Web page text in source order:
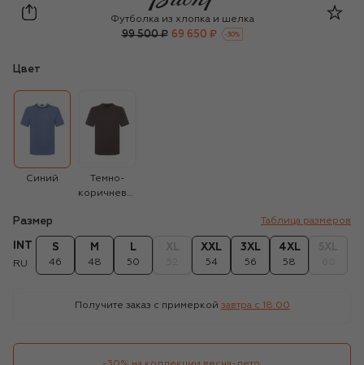
Brioni
Футболка из хлопка и шелка
99 500 ₽ 69 650 ₽ -30%
Цвет
Синий
Темно-
коричневый
Размер Таблица размеров
INT
RU
S
46
M
48
L
50
XXL
54
3XL
56
4XL
58
Получите заказ с примеркой завтра c 18:00